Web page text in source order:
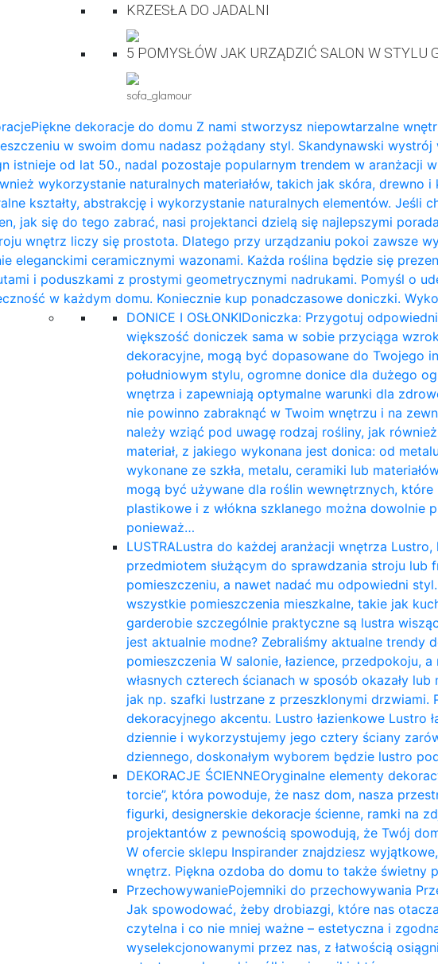
KRZESŁA DO JADALNI
5 POMYSŁÓW JAK URZĄDZIĆ SALON W STYLU
sofa_glamour
Piękne dekoracje do domu Z nami stworzysz niepowtarzalne
w swoim domu nadasz pożądany styl. Skandynawski
istnieje od lat 50., nadal pozostaje popularnym trendem w aranżacji
wykorzystanie naturalnych materiałów, takich jak skóra, drewno
kształty, abstrakcję i wykorzystanie naturalnych elementów.
jak się do tego zabrać, nasi projektanci dzielą się najlepszymi
wnętrz liczy się prostota. Dlatego przy urządzaniu pokoi zawsze
eleganckimi ceramicznymi wazonami. Każda roślina będzie się
i poduszkami z prostymi geometrycznymi nadrukami. Pomyśl o
w każdym domu. Koniecznie kup ponadczasowe doniczki.
DONICE I OSŁONKIDoniczka: Przygotuj
większość doniczek sama w sobie przyciąga
dekoracyjne, mogą być dopasowane do Twojego
południowym stylu, ogromne donice dla dużego
wnętrza i zapewniają optymalne warunki dla
nie powinno zabraknąć w Twoim wnętrzu i na
należy wziąć pod uwagę rodzaj rośliny, jak
materiał, z jakiego wykonana jest donica: od
wykonane ze szkła, metalu, ceramiki lub
mogą być używane dla roślin wewnętrznych, które
plastikowe i z włókna szklanego można dowolnie
ponieważ…
LUSTRALustra do każdej aranżacji wnętrza
przedmiotem służącym do sprawdzania stroju
pomieszczeniu, a nawet nadać mu odpowiedni
wszystkie pomieszczenia mieszkalne, takie jak
garderobie szczególnie praktyczne są lustra
jest aktualnie modne? Zebraliśmy aktualne
pomieszczenia W salonie, łazience,
własnych czterech ścianach w sposób okazały
jak np. szafki lustrzane z przeszklonymi drzwiami.
dekoracyjnego akcentu. Lustro łazienkowe
dziennie i wykorzystujemy jego cztery ściany
dziennego, doskonałym wyborem będzie lustro
DEKORACJE ŚCIENNEOryginalne elementy
torcie”, która powoduje, że nasz dom, nasza
figurki, designerskie dekoracje ścienne, ramki na
projektantów z pewnością spowodują, że Twój
W ofercie sklepu Inspirander znajdziesz
wnętrz. Piękna ozdoba do domu to także świetny
PrzechowywaniePojemniki do przechowywania
Jak spowodować, żeby drobiazgi, które nas
czytelna i co nie mniej ważne – estetyczna i
wyselekcjonowanymi przez nas, z łatwością